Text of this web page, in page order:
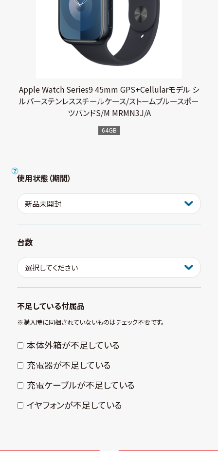
Apple Watch Series9 45mm GPS+Cellularモデル シ
ルバーステンレススチールケース/ストームブルースポー
ツバンドS/M MRMN3J/A
64GB
使用状態（期間）
台数
不足している付属品
※購⼊時に同梱されていないものはチェック不要です。
本体外箱が不⾜している
充電器が不⾜している
充電ケーブルが不⾜している
イヤフォンが不⾜している